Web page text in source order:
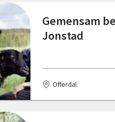
Gemensam
Jonstad
Offerdal